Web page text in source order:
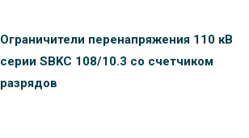
Ограничители перенапряжения 110 кВ
серии SBKC 108/10.3 со счетчиком
разрядов